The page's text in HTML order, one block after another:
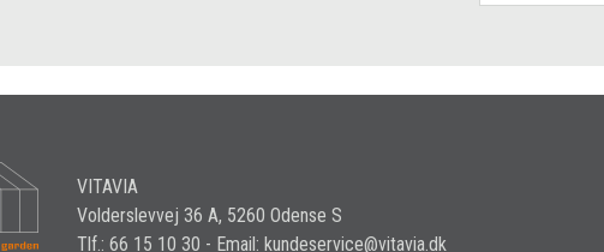
VITAVIA
Volderslevvej 36 A, 5260 Odense S
Tlf.: 66 15 10 30 - Email: kundeservice@vitavia.dk